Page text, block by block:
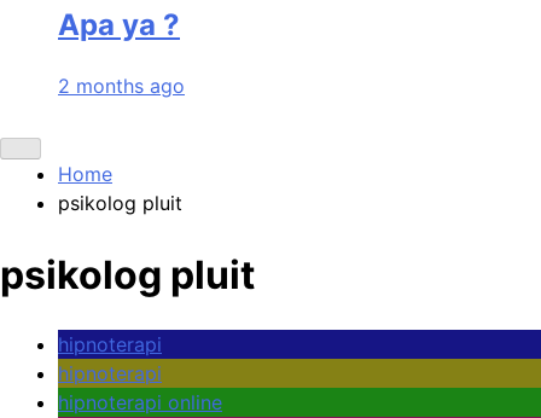
Apa ya ?
2 months ago
Home
psikolog pluit
psikolog pluit
hipnoterapi
hipnoterapi
hipnoterapi online